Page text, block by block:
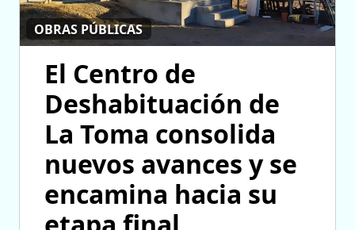
OBRAS PÚBLICAS
El Centro de
Deshabituación de
La Toma consolida
nuevos avances y se
encamina hacia su